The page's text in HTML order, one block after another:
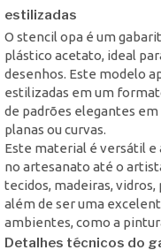
estilizadas
O stencil opa é um
plástico acetato, ideal
desenhos. Este modelo
estilizadas em um
de padrões elegantes
planas ou curvas.
Este material é versátil e
no artesanato até o
tecidos, madeiras,
além de ser uma
ambientes, como a
Detalhes técnicos do